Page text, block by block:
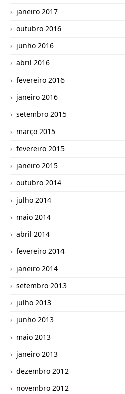
janeiro 2017
outubro 2016
junho 2016
abril 2016
fevereiro 2016
janeiro 2016
setembro 2015
março 2015
fevereiro 2015
janeiro 2015
outubro 2014
julho 2014
maio 2014
abril 2014
fevereiro 2014
janeiro 2014
setembro 2013
julho 2013
junho 2013
maio 2013
janeiro 2013
dezembro 2012
novembro 2012